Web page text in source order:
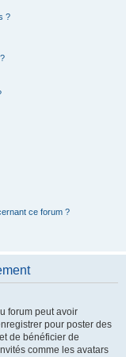
?
ce forum ?
forum peut avoir
pour poster des
de bénéficier de
comme les avatars